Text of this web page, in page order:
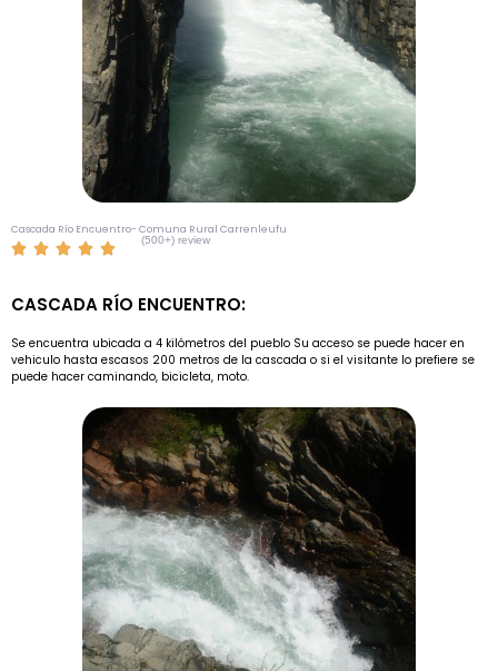
Cascada Río Encuentro- Comuna Rural Carrenleufu
    
(500+) review
CASCADA RÍO ENCUENTRO:
Se encuentra ubicada a 4 kilómetros del pueblo Su acceso se puede hacer en
vehiculo hasta escasos 200 metros de la cascada o si el visitante lo prefiere se
puede hacer caminando, bicicleta, moto.